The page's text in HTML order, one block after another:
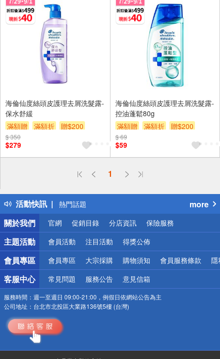
海倫仙度絲頭皮護理去屑洗髮露-
保水舒緩
滿額贈
滿額折 贈$200
$ 350
$279
海倫仙度絲頭皮護理去屑洗髮露-
控油蓬鬆80g
滿額贈
滿額折 贈$200
$ 69
$59
1
活動快訊
偏遠地區配送
得獎公告
熱門話題
銀行優惠
偏遠地區配送
詐騙網頁！請小心！
more
關於我們
官網 促銷目錄 分店資訊 保險服務
主題活動 會員活動 注目活動 得獎公佈
會員專區 會員專區 大宗採購 購物須知 會員服務條款 隱
客服中心 常見問題 服務公告 意見信箱
服務時間： 週一至週日 09:00-21:00，例假日依網站公告為主
公司地址： 台北市北投區大業路136號5樓 (台灣)